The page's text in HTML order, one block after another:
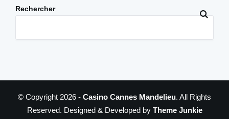
Rechercher
© Copyright 2026 - Casino Cannes Mandelieu. All Rights
Reserved. Designed & Developed by Theme Junkie